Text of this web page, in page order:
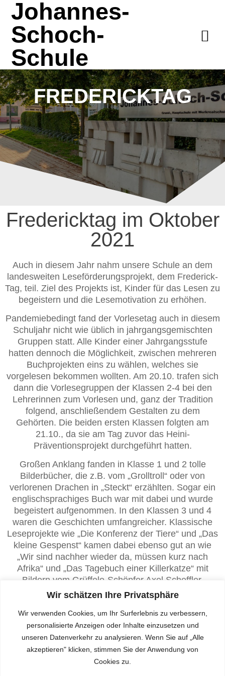
Wir schätzen Ihre Privatsphäre
Wir verwenden Cookies, um Ihr Surferlebnis zu verbessern,
personalisierte Anzeigen oder Inhalte einzusetzen und
unseren Datenverkehr zu analysieren. Wenn Sie auf „Alle
akzeptieren" klicken, stimmen Sie der Anwendung von
Cookies zu.
Johannes-
Schoch-
Schule
FREDERICKTAG
Fredericktag im Oktober
2021
Auch in diesem Jahr nahm unsere Schule an dem
landesweiten Leseförderungsprojekt, dem Frederick-
Tag, teil. Ziel des Projekts ist, Kinder für das Lesen zu
begeistern und die Lesemotivation zu erhöhen.
Pandemiebedingt fand der Vorlesetag auch in diesem
Schuljahr nicht wie üblich in jahrgangsgemischten
Gruppen statt. Alle Kinder einer Jahrgangsstufe
hatten dennoch die Möglichkeit, zwischen mehreren
Buchprojekten eins zu wählen, welches sie
vorgelesen bekommen wollten. Am 20.10. trafen sich
dann die Vorlesegruppen der Klassen 2-4 bei den
Lehrerinnen zum Vorlesen und, ganz der Tradition
folgend, anschließendem Gestalten zu dem
Gehörten. Die beiden ersten Klassen folgten am
21.10., da sie am Tag zuvor das Heini-
Präventionsprojekt durchgeführt hatten.
Großen Anklang fanden in Klasse 1 und 2 tolle
Bilderbücher, die z.B. vom „Grolltroll“ oder von
verlorenen Drachen in „Steckt“ erzählten. Sogar ein
englischsprachiges Buch war mit dabei und wurde
begeistert aufgenommen. In den Klassen 3 und 4
waren die Geschichten umfangreicher. Klassische
Leseprojekte wie „Die Konferenz der Tiere“ und „Das
kleine Gespenst“ kamen dabei ebenso gut an wie
„Wir sind nachher wieder da, müssen kurz nach
Afrika“ und „Das Tagebuch einer Killerkatze“ mit
Bildern vom Grüffelo-Schöpfer Axel Scheffler.
Alle Leseprojekte machten den Kindern viel Freude
und vermittelten die Botschaft: Lesen macht Spaß!